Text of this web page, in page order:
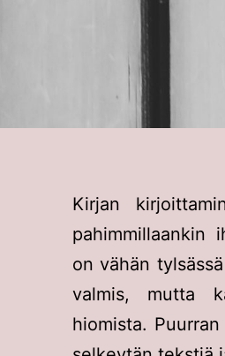
Kirjan
pahimmillaankin
on vähän
valmis, mutta
hiomista.